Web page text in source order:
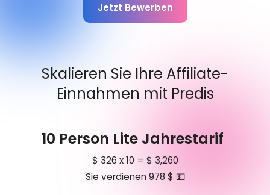
Jetzt Bewerben
Skalieren Sie Ihre Affiliate-
Einnahmen mit Predis
10 Person Lite Jahrestarif
$ 326 x 10 = $ 3,260
Sie verdienen 978 $ 💵